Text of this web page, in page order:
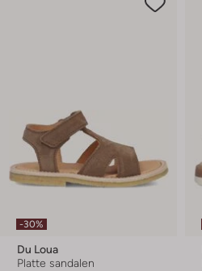
-30%
Du Loua
Platte sandalen